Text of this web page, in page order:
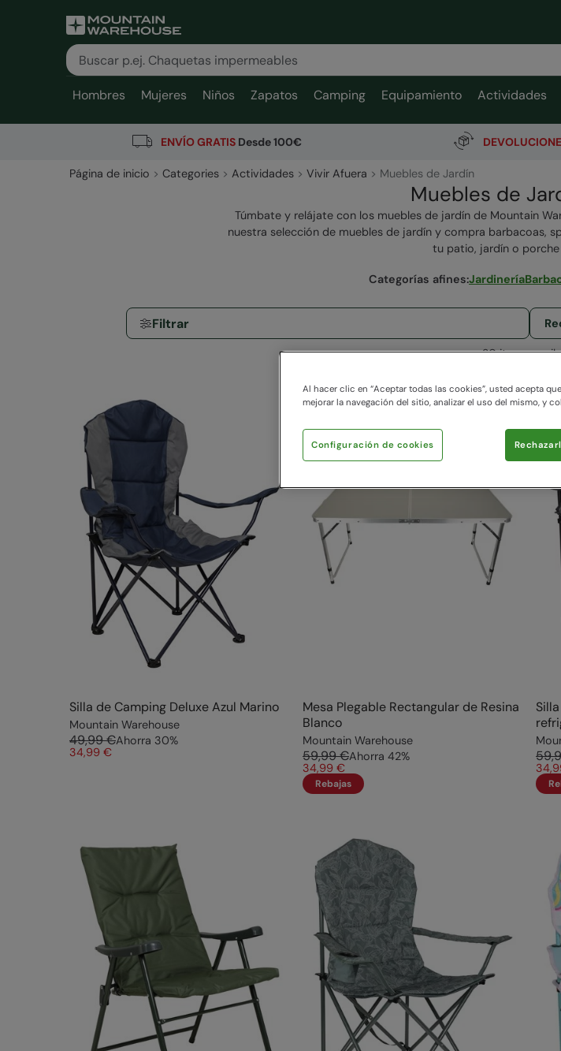
Hombres Mujeres Niños Zapatos Camping Equipamiento Actividades
ENVÍO GRATIS Desde 100€
Página de inicio Categories Actividades Vivir Afuera Muebles de Jardín
Muebles de
Túmbate y relájate con los muebles de jardín de Mountain
nuestra selección de muebles de jardín y compra barbacoas,
tu patio, jardín o
Categorías afines:Jardinería
Filtrar
20 items
Silla de Camping Deluxe Azul Marino
Mountain Warehouse
49,99 €Ahorra 30%
34,99 €
Mesa Plegable Rectangular de Resina
Blanco
Mountain Warehouse
59,99 €Ahorra 42%
34,99 €
Rebajas
Al hacer clic en “Aceptar todas las cookies”, usted acepta
mejorar la navegación del sitio, analizar el uso del mismo, y
Configuración de cookies